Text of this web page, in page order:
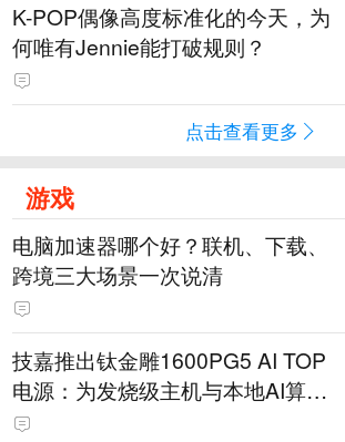
K-POP偶像高度标准化的今天，为
何唯有Jennie能打破规则？
点击查看更多
游戏
电脑加速器哪个好？联机、下载、
跨境三大场景一次说清
技嘉推出钛金雕1600PG5 AI TOP
电源：为发烧级主机与本地AI算力
打造旗舰供电方案